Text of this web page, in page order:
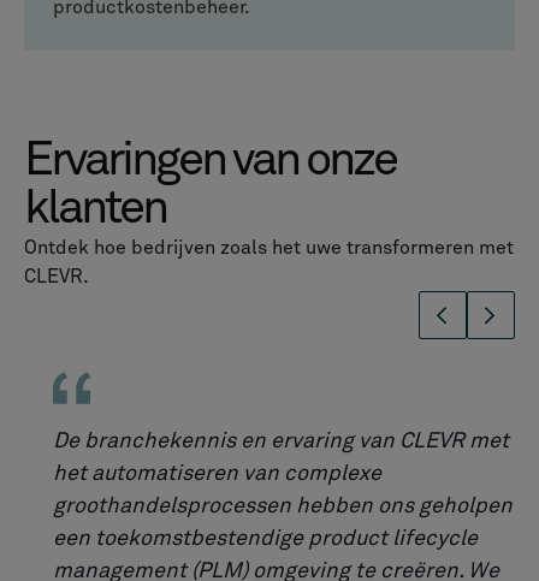
productkostenbeheer.
Ervaringen van onze
klanten
Ontdek hoe bedrijven zoals het uwe transformeren met
CLEVR.
De branchekennis en ervaring van CLEVR met
het automatiseren van complexe
groothandelsprocessen hebben ons geholpen
een toekomstbestendige product lifecycle
management (PLM) omgeving te creëren. We